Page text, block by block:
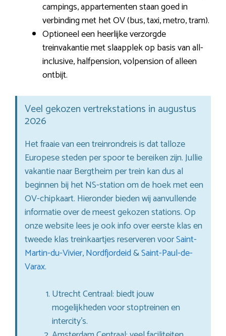
campings, appartementen staan goed in
verbinding met het OV (bus, taxi, metro, tram).
Optioneel een heerlijke verzorgde
treinvakantie met slaapplek op basis van all-
inclusive, halfpension, volpension of alleen
ontbijt.
Veel gekozen vertrekstations in augustus
2026
Het fraaie van een treinrondreis is dat talloze
Europese steden per spoor te bereiken zijn. Jullie
vakantie naar Bergtheim per trein kan dus al
beginnen bij het NS-station om de hoek met een
OV-chipkaart. Hieronder bieden wij aanvullende
informatie over de meest gekozen stations. Op
onze website lees je ook info over eerste klas en
tweede klas treinkaartjes reserveren voorSaint-
Martin-du-Vivier,Nordfjordeid&Saint-Paul-de-
Varax.
Utrecht Centraal: biedt jouw
mogelijkheden voor stoptreinen en
intercity’s.